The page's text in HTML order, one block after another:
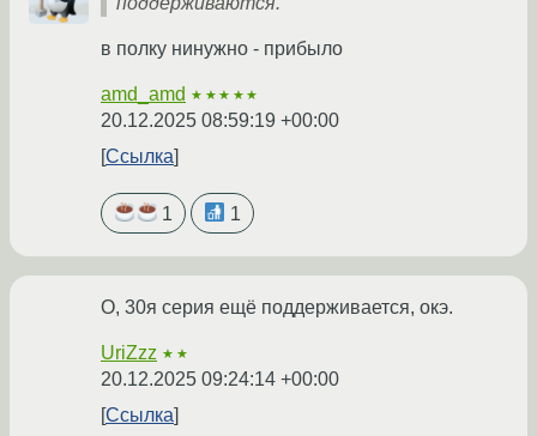
в полку нинужно - прибыло
amd_amd ★★★★★
20.12.2025 08:59:19 +00:00
Ссылка
1 1
О, 30я серия ещё поддерживается, окэ.
UriZzz ★★
20.12.2025 09:24:14 +00:00
Ссылка